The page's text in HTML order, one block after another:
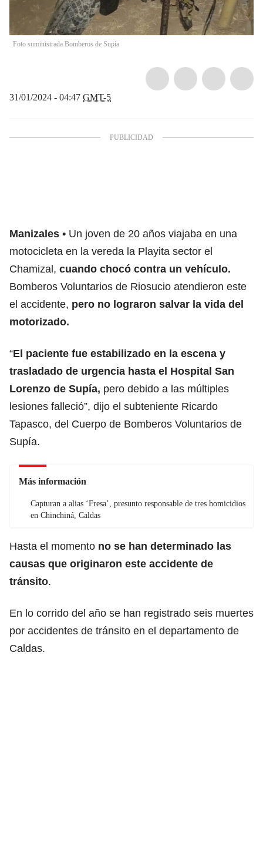
Foto suministrada Bomberos de Supía
31/01/2024 - 04:47 GMT-5
Manizales
Un joven de 20 años viajaba en una
motocicleta en la vereda la Playita sector el
Chamizal, cuando chocó contra un vehículo.
Bomberos Voluntarios de Riosucio atendieron este
el accidente, pero no lograron salvar la vida del
motorizado.
“El paciente fue estabilizado en la escena y
trasladado de urgencia hasta el Hospital San
Lorenzo de Supía, pero debido a las múltiples
lesiones falleció”, dijo el subteniente Ricardo
Tapasco, del Cuerpo de Bomberos Voluntarios de
Supía.
Más información
Capturan a alias ‘Fresa’, presunto responsable de tres homicidios
en Chinchiná, Caldas
Hasta el momento no se han determinado las
causas que originaron este accidente de
tránsito.
En lo corrido del año se han registrado seis muertes
por accidentes de tránsito en el departamento de
Caldas.